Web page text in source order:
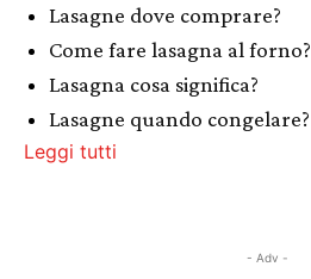
Lasagne dove comprare?
Come fare lasagna al forno?
Lasagna cosa significa?
Lasagne quando congelare?
Leggi tutti
- Adv -